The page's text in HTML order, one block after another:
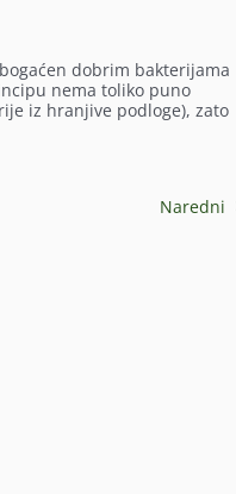
dobrim bakterijama
nema toliko puno
iz hranjive podloge), zato
Naredni